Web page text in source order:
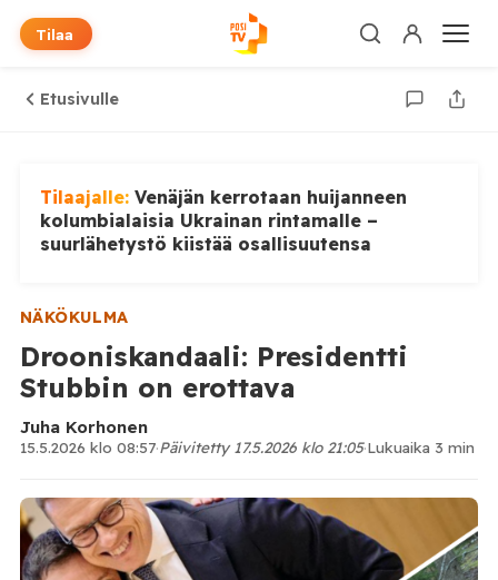
Tilaa
Etusivulle
Tilaajalle: Venäjän kerrotaan huijanneen
kolumbialaisia Ukrainan rintamalle –
suurlähetystö kiistää osallisuutensa
NÄKÖKULMA
Drooniskandaali: Presidentti
Stubbin on erottava
Juha Korhonen
15.5.2026 klo 08:57·Päivitetty 17.5.2026 klo 21:05·Lukuaika 3 min